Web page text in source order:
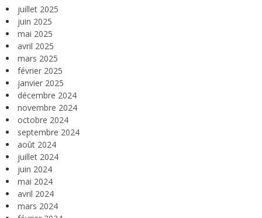
juillet 2025
juin 2025
mai 2025
avril 2025
mars 2025
février 2025
janvier 2025
décembre 2024
novembre 2024
octobre 2024
septembre 2024
août 2024
juillet 2024
juin 2024
mai 2024
avril 2024
mars 2024